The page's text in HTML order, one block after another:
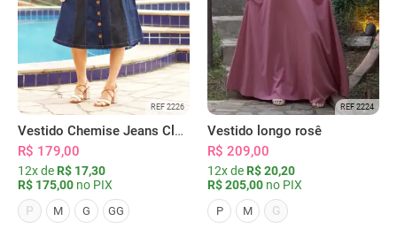
REF 2226
Vestido Chemise Jeans Clássica Serena
R$ 179,00
12x de R$ 17,30
R$ 175,00 no PIX
P
M G GG
REF 2224
Vestido longo rosê
R$ 209,00
12x de R$ 20,20
R$ 205,00 no PIX
P M G